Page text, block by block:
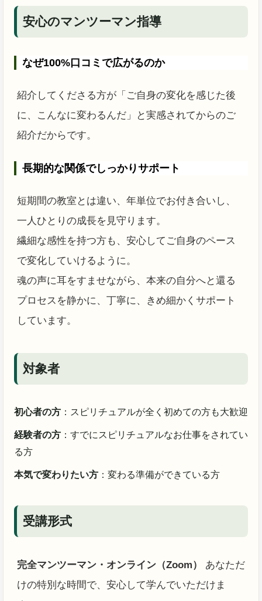
安心のマンツーマン指導
なぜ100%口コミで広がるのか
紹介してくださる方が「ご自身の変化を感じた後
に、こんなに変わるんだ」と実感されてからのご
紹介だからです。
長期的な関係でしっかりサポート
短期間の教室とは違い、年単位でお付き合いし、
一人ひとりの成長を見守ります。
繊細な感性を持つ方も、安心してご自身のペース
で変化していけるように。
魂の声に耳をすませながら、本来の自分へと還る
プロセスを静かに、丁寧に、きめ細かくサポート
しています。
対象者
初心者の方 ：スピリチュアルが全く初めての方も大歓迎
経験者の方 ：すでにスピリチュアルなお仕事をされてい
る方
本気で変わりたい方 ：変わる準備ができている方
受講形式
完全マンツーマン・オンライン（Zoom）
あなただ
けの特別な時間で、安心して学んでいただけま